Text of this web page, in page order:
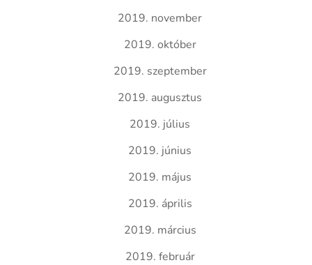
2019. november
2019. október
2019. szeptember
2019. augusztus
2019. július
2019. június
2019. május
2019. április
2019. március
2019. február